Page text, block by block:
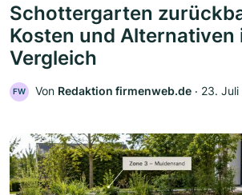
Schottergarten
Kosten und Alternativen
Vergleich
FW Von Redaktion firmenweb.de ‧ 23. Juli